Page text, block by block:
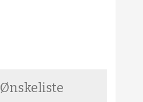
Ønskeliste